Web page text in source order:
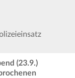
(23.9.)